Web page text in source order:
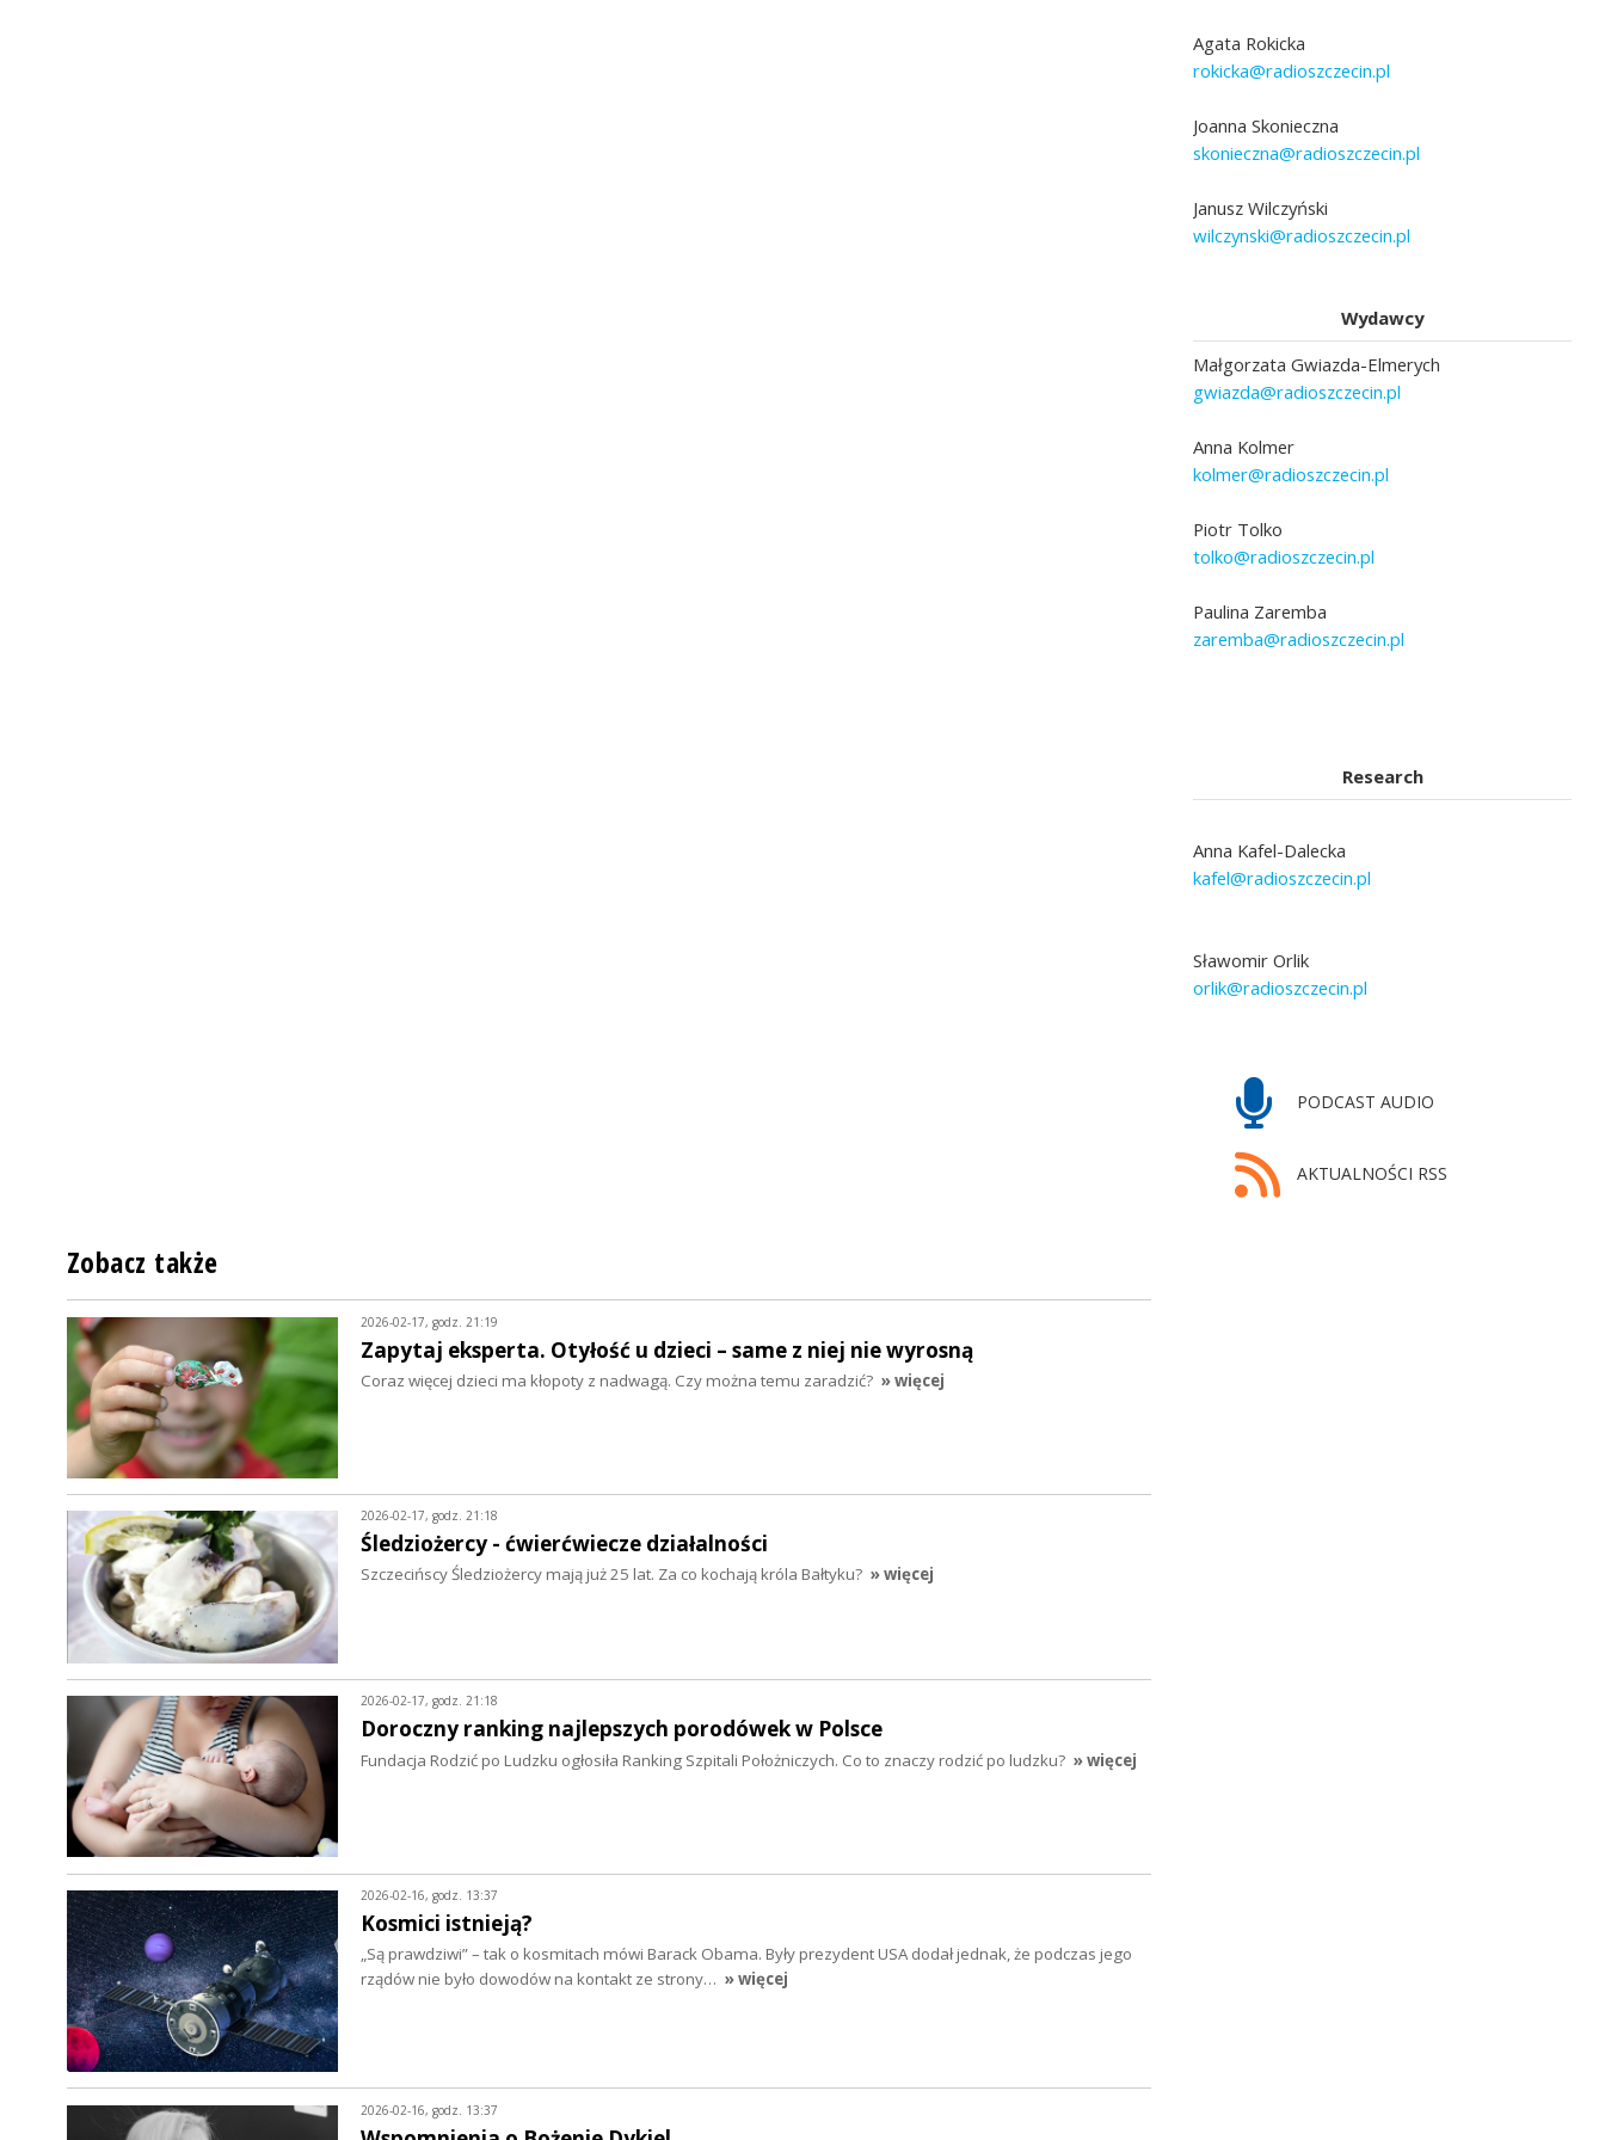
Agata Rokicka
rokicka@radioszczecin.pl
Joanna Skonieczna
skonieczna@radioszczecin.pl
Janusz Wilczyński
wilczynski@radioszczecin.pl
Wydawcy
Małgorzata Gwiazda-Elmerych
gwiazda@radioszczecin.pl
Anna Kolmer
kolmer@radioszczecin.pl
Piotr Tolko
tolko@radioszczecin.pl
Paulina Zaremba
zaremba@radioszczecin.pl
Research
Anna Kafel-Dalecka
kafel@radioszczecin.pl
Sławomir Orlik
orlik@radioszczecin.pl
PODCAST AUDIO
AKTUALNOŚCI RSS
Zobacz także
2026-02-17, godz. 21:19
Zapytaj eksperta. Otyłość u dzieci – same z niej nie wyrosną
Coraz więcej dzieci ma kłopoty z nadwagą. Czy można temu zaradzić? » więcej
2026-02-17, godz. 21:18
Śledziożercy - ćwierćwiecze działalności
Szczecińscy Śledziożercy mają już 25 lat. Za co kochają króla Bałtyku? » więcej
2026-02-17, godz. 21:18
Doroczny ranking najlepszych porodówek w Polsce
Fundacja Rodzić po Ludzku ogłosiła Ranking Szpitali Położniczych. Co to znaczy rodzić po ludzku? » więcej
2026-02-16, godz. 13:37
Kosmici istnieją?
„Są prawdziwi” – tak o kosmitach mówi Barack Obama. Były prezydent USA dodał jednak, że podczas jego
rządów nie było dowodów na kontakt ze strony… » więcej
2026-02-16, godz. 13:37